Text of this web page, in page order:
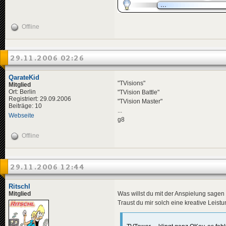
Offline
29.11.2006 02:26
QarateKid
Mitglied
Ort: Berlin
Registriert: 29.09.2006
Beiträge: 10
Webseite
"TVisions"
"TVision Battle"
"TVision Master"
...
g8
Offline
29.11.2006 12:44
Ritschl
Mitglied
Was willst du mit der Anspielung
Traust du mir solch eine kreative